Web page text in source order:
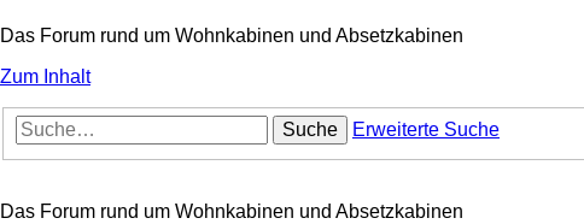
Das Forum rund um Wohnkabinen und Absetzkabinen
Zum Inhalt
Suche Erweiterte Suche
Das Forum rund um Wohnkabinen und Absetzkabinen